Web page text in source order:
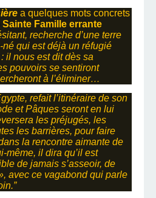
a quelques mots concrets
Sainte Famille errante
recherche d’une terre
qui est déjà un réfugié
il nous est dit dès sa
pouvoirs se sentiront
à l’éliminer…
refait l’itinéraire de son
et Pâques seront en lui
les préjugés, les
les barrières, pour faire
la rencontre aimante de
même, il dira qu’il est
de jamais s’asseoir, de
avec ce vagabond qui parle